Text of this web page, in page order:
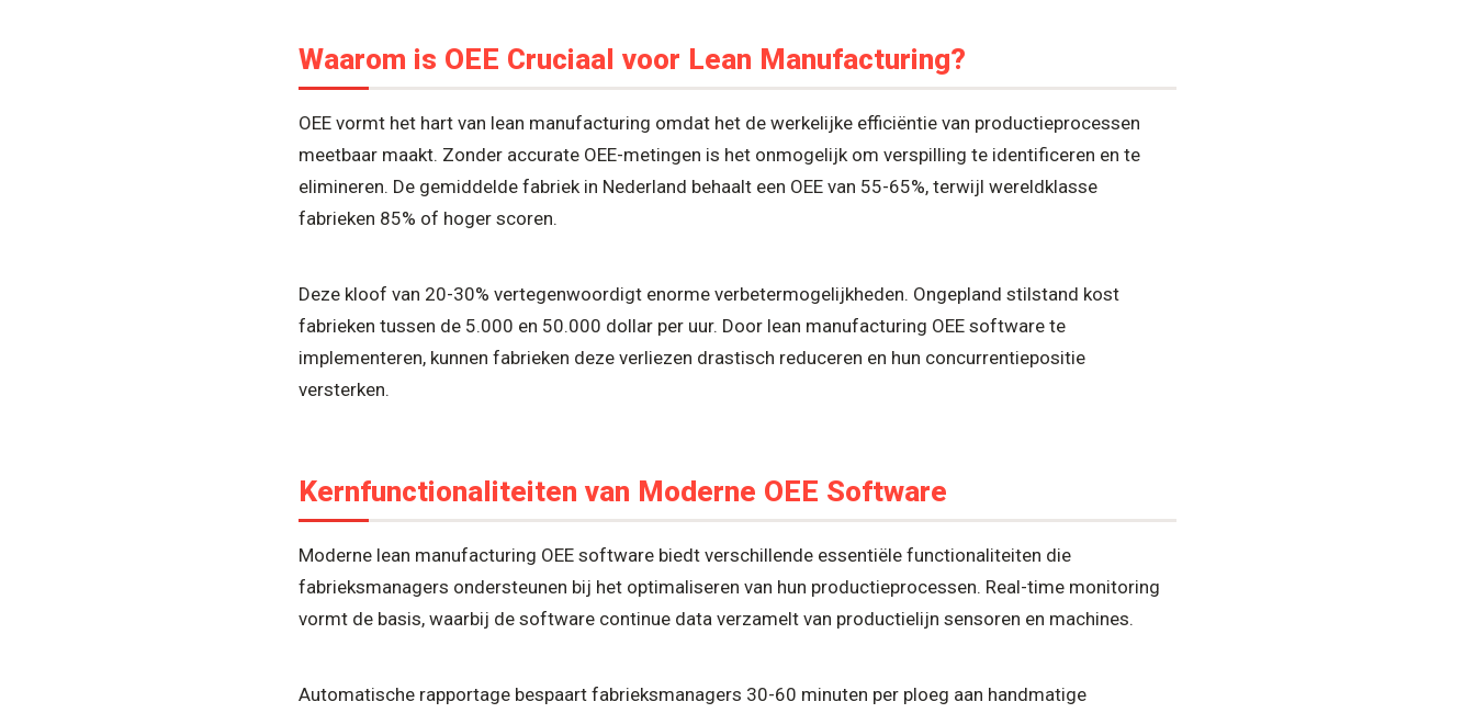
Waarom is OEE Cruciaal voor Lean Manufacturing?
OEE vormt het hart van lean manufacturing omdat het de werkelijke efficiëntie van productieprocessen
meetbaar maakt. Zonder accurate OEE-metingen is het onmogelijk om verspilling te identificeren en te
elimineren. De gemiddelde fabriek in Nederland behaalt een OEE van 55-65%, terwijl wereldklasse
fabrieken 85% of hoger scoren.
Deze kloof van 20-30% vertegenwoordigt enorme verbetermogelijkheden. Ongepland stilstand kost
fabrieken tussen de 5.000 en 50.000 dollar per uur. Door lean manufacturing OEE software te
implementeren, kunnen fabrieken deze verliezen drastisch reduceren en hun concurrentiepositie
versterken.
Kernfunctionaliteiten van Moderne OEE Software
Moderne lean manufacturing OEE software biedt verschillende essentiële functionaliteiten die
fabrieksmanagers ondersteunen bij het optimaliseren van hun productieprocessen. Real-time monitoring
vormt de basis, waarbij de software continue data verzamelt van productielijn sensoren en machines.
Automatische rapportage bespaart fabrieksmanagers 30-60 minuten per ploeg aan handmatige